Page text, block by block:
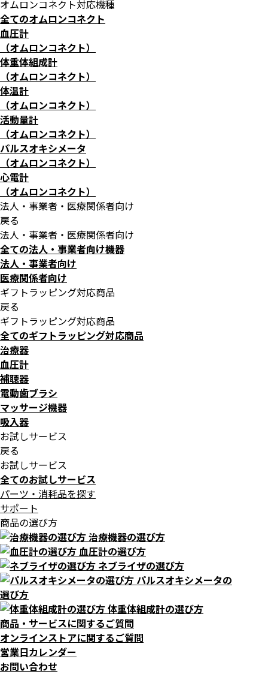
オムロンコネクト対応機種
全てのオムロンコネクト
血圧計
（オムロンコネクト）
体重体組成計
（オムロンコネクト）
体温計
（オムロンコネクト）
活動量計
（オムロンコネクト）
パルスオキシメータ
（オムロンコネクト）
心電計
（オムロンコネクト）
法人・事業者・医療関係者向け
戻る
法人・事業者・医療関係者向け
全ての法人・事業者向け機器
法人・事業者向け
医療関係者向け
ギフトラッピング対応商品
戻る
ギフトラッピング対応商品
全てのギフトラッピング対応商品
治療器
血圧計
補聴器
電動歯ブラシ
マッサージ機器
吸入器
お試しサービス
戻る
お試しサービス
全てのお試しサービス
パーツ・消耗品を探す
サポート
商品の選び方
治療機器の選び方
血圧計の選び方
ネブライザの選び方
パルスオキシメータの
選び方
体重体組成計の選び方
商品・サービスに関するご質問
オンラインストアに関するご質問
営業日カレンダー
お問い合わせ